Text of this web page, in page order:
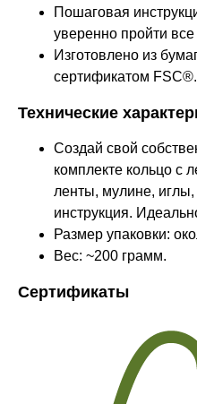
Пошаговая
уверенно пройти
Изготовлено из
сертификатом FSC®.
Технические
Создай свой
комплекте кольцо с
ленты, мулине,
инструкция.
Размер упаковки:
Вес: ~200 грамм.
Сертификаты
Оставайтесь в курсе
узнавайте первыми о наших